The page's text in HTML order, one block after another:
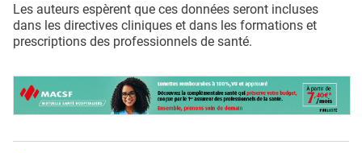
Les auteurs espèrent que ces données seront incluses
dans les directives cliniques et dans les formations et
prescriptions des professionnels de santé.